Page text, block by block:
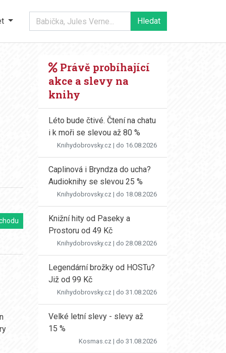
Právě probíhající
akce a slevy na
knihy
Léto bude čtivé. Čtení na chatu
i k moři se slevou až 80 %
Knihydobrovsky.cz | do 16.08.2026
Caplinová i Bryndza do ucha?
Audioknihy se slevou 25 %
Knihydobrovsky.cz | do 18.08.2026
Knižní hity od Paseky a
Prostoru od 49 Kč
Knihydobrovsky.cz | do 28.08.2026
Legendární brožky od HOSTu?
Již od 99 Kč
Knihydobrovsky.cz | do 31.08.2026
Velké letní slevy - slevy až
15 %
Kosmas.cz | do 31.08.2026